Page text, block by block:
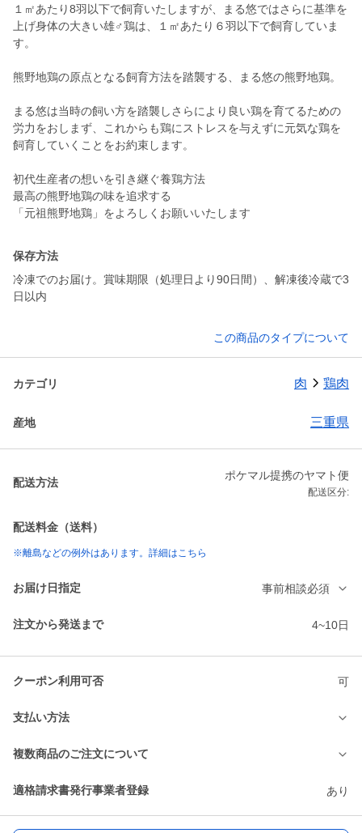
１㎡あたり8羽以下で飼育いたしますが、まる悠ではさらに基準を
上げ身体の大きい雄♂鶏は、１㎡あたり６羽以下で飼育していま
す。
熊野地鶏の原点となる飼育方法を踏襲する、まる悠の熊野地鶏。
まる悠は当時の飼い方を踏襲しさらにより良い鶏を育てるための
労力をおしまず、これからも鶏にストレスを与えずに元気な鶏を
飼育していくことをお約束します。
初代生産者の想いを引き継ぐ養鶏方法
最高の熊野地鶏の味を追求する
「元祖熊野地鶏」をよろしくお願いいたします
保存方法
冷凍でのお届け。賞味期限（処理日より90日間）、解凍後冷蔵で3
日以内
この商品のタイプについて
カテゴリ 肉 鶏肉
産地 三重県
配送方法
ポケマル提携のヤマト便
配送区分:
配送料金（送料）
※離島などの例外はあります。詳細はこちら
お届け日指定 事前相談必須
注文から発送まで 4~10日
クーポン利用可否 可
支払い方法
複数商品のご注文について
適格請求書発行事業者登録 あり